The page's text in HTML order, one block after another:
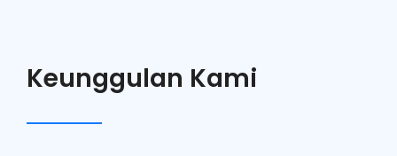
Keunggulan Kami